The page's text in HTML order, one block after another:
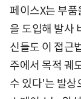
페이스X는 부
을 도입해 발사
신들도 이 접근
주에서 목적 궤
수 있다'는 발상